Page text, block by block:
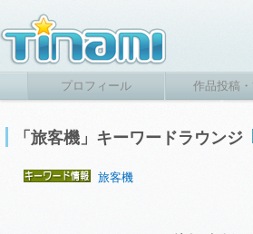
プロフィール 作品投稿
「旅客機」キーワードラウンジ
旅客機